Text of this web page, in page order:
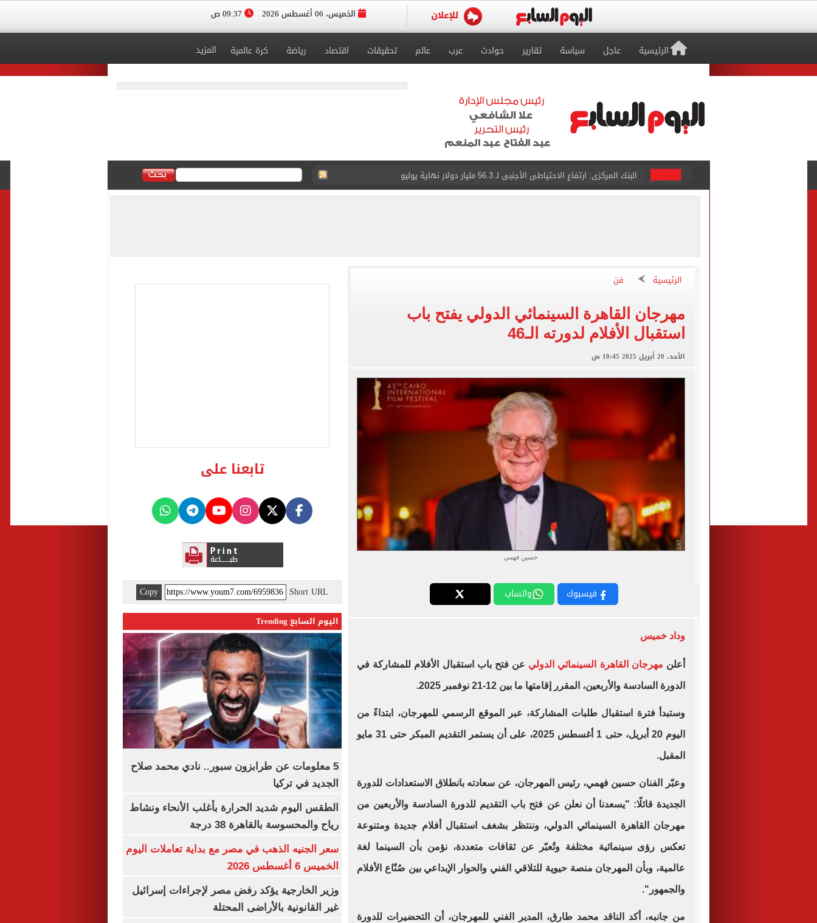
الخميس، 06 أغسطس 2026
الرئيسية عاجل سياسة تقارير حوادث عرب عالم تحقيقات اقتصاد رياضة كرة عالمية المزيد
البنك المركزى: ارتفاع الاحتياطى الأجنبى لـ 56.3 مليار دولار نهاية يوليو
29 ألف طالب سجلوا رغباتهم fتنسيق المرحلة الأولى للقبول بالجامعات حتى الآن
حفلات U Arena تنطلق مع الهضبة عمرو دياب ضمن «يلا ساحل 2026» بالعلمين الجديدة
فوكس نيوز: مقتل عدة أشخاص في إطلاق نار بولاية نورث كارولينا
التموين والزراعة وجهاز مستقبل مصر يعلنون طرح السكر الحر بـ25 جنيها من الغد
الرئيسية فن
مهرجان القاهرة السينمائي الدولي يفتح باب
استقبال الأفلام لدورته الـ46
الأحد، 20 أبريل 2025 10:45 ص
حسين فهمي
فيسبوك واتساب
وداد خميس
أعلن مهرجان القاهرة السينمائي الدولي عن فتح باب استقبال الأفلام للمشاركة في
الدورة السادسة والأربعين، المقرر إقامتها ما بين 12-21 نوفمبر 2025.
وستبدأ فترة استقبال طلبات المشاركة، عبر الموقع الرسمي للمهرجان، ابتداءً من
اليوم 20 أبريل، حتى 1 أغسطس 2025، على أن يستمر التقديم المبكر حتى 31 مايو
المقبل.
وعبّر الفنان حسين فهمي، رئيس المهرجان، عن سعادته بانطلاق الاستعدادات للدورة
الجديدة قائلًا: "يسعدنا أن نعلن عن فتح باب التقديم للدورة السادسة والأربعين من
مهرجان القاهرة السينمائي الدولي، وننتظر بشغف استقبال أفلام جديدة ومتنوعة
تعكس رؤى سينمائية مختلفة وتُعبّر عن ثقافات متعددة، نؤمن بأن السينما لغة
عالمية، وبأن المهرجان منصة حيوية للتلاقي الفني والحوار الإبداعي بين صُنّاع الأفلام
والجمهور".
من جانبه، أكد الناقد محمد طارق، المدير الفني للمهرجان، أن التحضيرات للدورة
تابعنا على
Short URL
Copy
اليوم السابع Trending
5 معلومات عن طرابزون سبور.. نادي محمد صلاح
الجديد في تركيا
الطقس اليوم شديد الحرارة بأغلب الأنحاء ونشاط
رياح والمحسوسة بالقاهرة 38 درجة
سعر الجنيه الذهب في مصر مع بداية تعاملات اليوم
الخميس 6 أغسطس 2026
وزير الخارجية يؤكد رفض مصر لإجراءات إسرائيل
غير القانونية بالأراضى المحتلة